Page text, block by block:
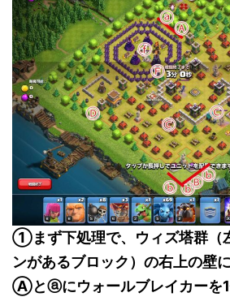
①まず下処理で、ウィズ塔群（
ンがあるブロック）の右上の壁
Ⓐとⓐにウォールブレイカーを1